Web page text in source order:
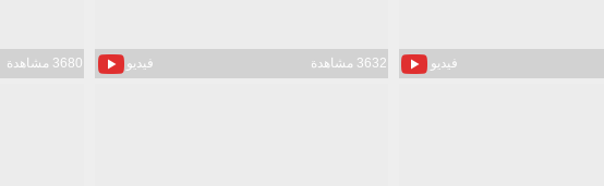
فيديو فيديو 3632 مشاهدة 3680 مشاهدة